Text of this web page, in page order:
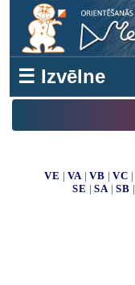
☰ Izvēlne
VE | VA | VB | VC |
SE | SA| SB |